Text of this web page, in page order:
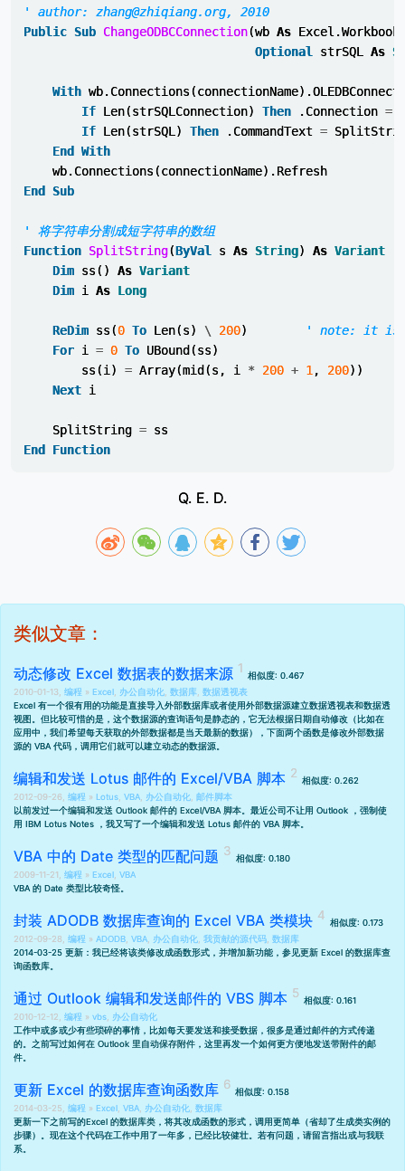
' author: zhang@zhiqiang.org, 2010
Public Sub ChangeODBCConnection(wb As Excel .Workbook
Optional
strSQL As
With wb.Connections(connectionName).
If Len(strSQLConnection) Then .Connection =
If Len(strSQL ) Then .CommandText =
End
With
wb.Connections(connectionName).Refresh
End
Sub
' 将字符串分割成短字符串的数组
Function SplitString(ByVal s As String) As Variant
Dim ss() As Variant
Dim i As Long
ReDim ss(0 To Len(s) \ 200)
' note: it is
For i = 0 To UBound (ss)
ss(i ) = Array(mid (s , i * 200 + 1 , 200))
Next i
SplitString = ss
End
Function
Q. E. D.
类似文章：
动态修改 Excel 数据表的数据来源
相似度: 0.467
2010-01-13, 编程 » Excel 办公自动化 数据库 数据透视表
Excel 有一个很有用的功能是直接导入外部数据库或者使用外部数据源建立数据透视表和数据透
视图。但比较可惜的是，这个数据源的查询语句是静态的，它无法根据日期自动修改（比如在
应用中，我们希望每天获取的外部数据都是当天最新的数据），下面两个函数是修改外部数据
源的 VBA 代码，调用它们就可以建立动态的数据源。
编辑和发送 Lotus 邮件的 Excel/VBA 脚本
相似度: 0.262
2012-09-26, 编程 » Lotus VBA 办公自动化 邮件脚本
以前发过一个编辑和发送 Outlook 邮件的 Excel/VBA 脚本 。最近公司不让用 Outlook ，强制使
用 IBM Lotus Notes ，我又写了一个编辑和发送 Lotus 邮件的 VBA 脚本。
VBA 中的 Date 类型的匹配问题
相似度: 0.180
2009-11-21, 编程 » Excel VBA
VBA 的 Date 类型比较奇怪。
封装 ADODB 数据库查询的 Excel VBA 类模块
相似度: 0.173
2012-09-28, 编程 » ADODB VBA 办公自动化 我贡献的源代码 数据库
2014-03-25 更新：我已经将该类修改成函数形式，并增加新功能，参见更新 Excel 的数据库查
询函数库
通过 Outlook 编辑和发送邮件的 VBS 脚本
相似度: 0.161
2010-12-12, 编程 » vbs
办公自动化
工作中或多或少有些琐碎的事情，比如每天要发送和接受数据，很多是通过邮件的方式传递
的。之前写过如何在 Outlook 里自动保存附件 ，这里再发一个如何更方便地发送带附件的邮
件。
更新 Excel 的数据库查询函数库
相似度: 0.158
2014-03-25, 编程 » Excel VBA 办公自动化 数据库
更新一下之前写的Excel 的数据库类 ，将其改成函数的形式，调用更简单（省却了生成类实例的
步骤）。现在这个代码在工作中用了一年多，已经比较健壮。若有问题，请留言指出或与我联
系。